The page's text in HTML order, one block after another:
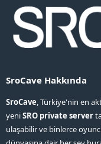
SroCave Hakkında
SroCave, Türkiye'nin en
yeniSRO private server
ulaşabilir ve binlerce